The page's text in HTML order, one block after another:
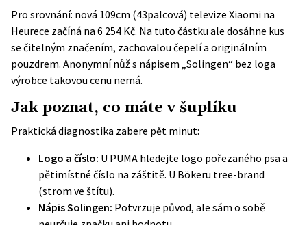
Pro srovnání: nová 109cm (43palcová) televize Xiaomi na
Heurece začíná na 6 254 Kč. Na tuto částku ale dosáhne kus
se čitelným značením, zachovalou čepelí a originálním
pouzdrem. Anonymní nůž s nápisem „Solingen“ bez loga
výrobce takovou cenu nemá.
Jak poznat, co máte v šuplíku
Praktická diagnostika zabere pět minut:
Logo a číslo: U PUMA hledejte logo pořezaného psa a
pětimístné číslo na záštitě. U Bökeru tree-brand
(strom ve štítu).
Nápis Solingen: Potvrzuje původ, ale sám o sobě